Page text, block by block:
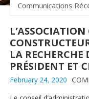
Communications
LA RECHERCHE
PRÉSIDENT ET
February 24, 2020